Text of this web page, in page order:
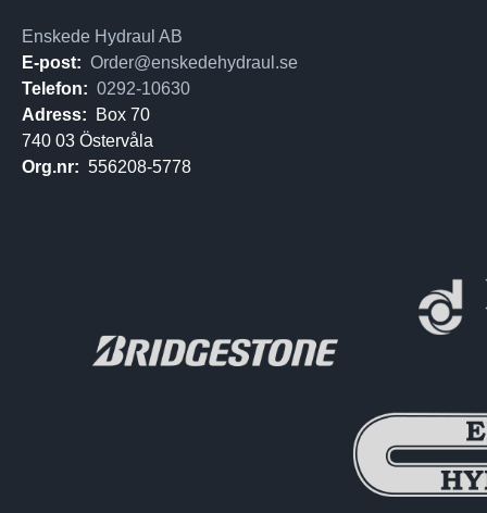
Enskede Hydraul AB
E-post: Order@enskedehydraul.se
Telefon: 0292-10630
Adress:
Box 70
740 03 Östervåla
Org.nr: 556208-5778